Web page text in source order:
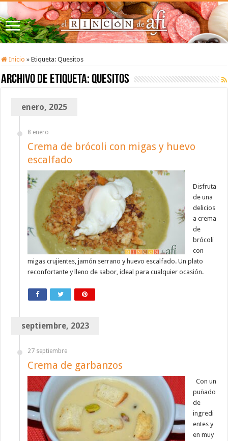
Inicio » Etiqueta:Quesitos
Archivo de etiqueta:Quesitos
enero, 2025
8 enero
Crema de brócoli con migas y huevo
escalfado
Disfruta
de una
delicios
a crema
de
brócoli
con
migas crujientes, jamón serrano y huevo escalfado. Un plato
reconfortante y lleno de sabor, ideal para cualquier ocasión.
septiembre, 2023
27 septiembre
Crema de garbanzos
Con un
puñado
de
ingredi
entes y
en muy